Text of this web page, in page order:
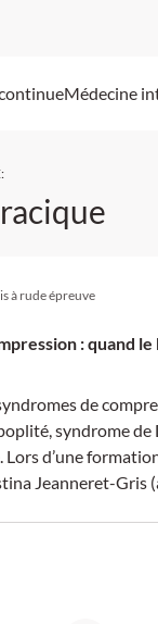
Médecine
:
à rude épreuve
: quand
de
syndrome de
d’une
Jeanneret-Gris